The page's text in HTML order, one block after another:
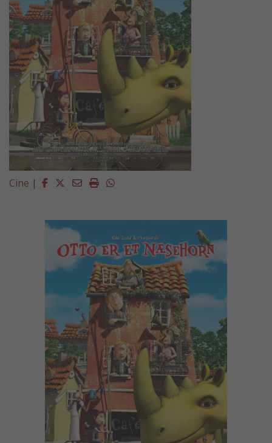
Cine | Facebook
Twitter
EmailImprimirWhatsapp